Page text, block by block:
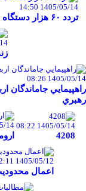
1405/05/14 14:50
تردد ۶۰ هزار دستگاه ناوگان ترانزیتی از پایانه‌های مرزی آذربایجان ‌غربی
1405/05/14 08:26
راهپيمايي جاماندگان
رهبري
08:24 1405/05/14 08:22
4208
1405/05/12 12:11
اعمال